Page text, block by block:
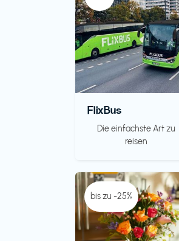
FlixBus
Die einfachste Art zu
reisen
bis zu -25%